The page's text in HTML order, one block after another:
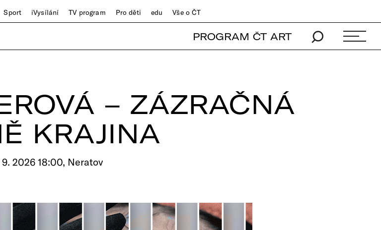
Sport iVysílání TV program Pro děti edu Vše o ČT
PROGRAM ČT ART
– ZÁZRAČNÁ
KRAJINA
9. 2026 18:00, Neratov